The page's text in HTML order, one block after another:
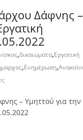
Δάφνης –
,δικαιώματα,Εργατική
,Ενημέρωση,
– Υμηττού για την